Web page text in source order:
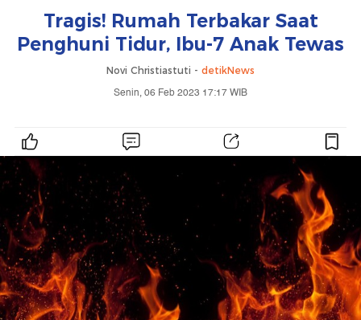
Tragis! Rumah Terbakar Saat
Penghuni Tidur, Ibu-7 Anak Tewas
Novi Christiastuti - detikNews
Senin, 06 Feb 2023 17:17 WIB